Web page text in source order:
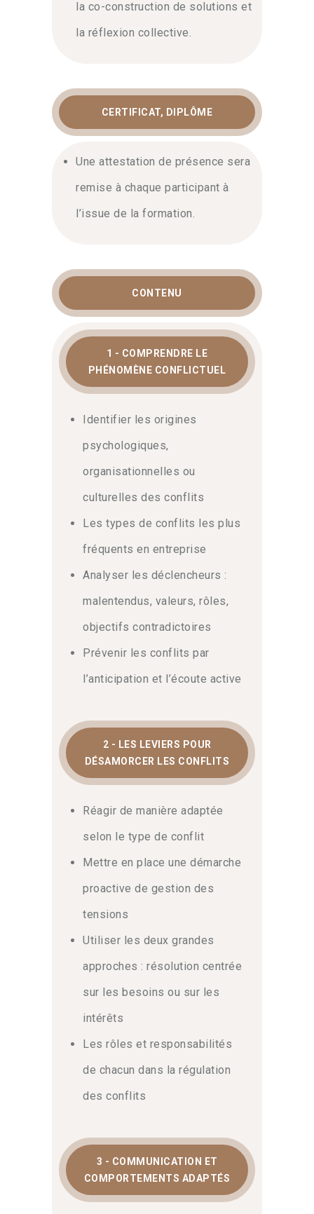
la co-construction de solutions et
la réflexion collective.
CERTIFICAT, DIPLÔME
Une attestation de présence sera
remise à chaque participant à
l’issue de la formation.
CONTENU
1 - COMPRENDRE LE
PHÉNOMÈNE CONFLICTUEL
Identifier les origines
psychologiques,
organisationnelles ou
culturelles des conflits
Les types de conflits les plus
fréquents en entreprise
Analyser les déclencheurs :
malentendus, valeurs, rôles,
objectifs contradictoires
Prévenir les conflits par
l’anticipation et l’écoute active
2 - LES LEVIERS POUR
DÉSAMORCER LES CONFLITS
Réagir de manière adaptée
selon le type de conflit
Mettre en place une démarche
proactive de gestion des
tensions
Utiliser les deux grandes
approches : résolution centrée
sur les besoins ou sur les
intérêts
Les rôles et responsabilités
de chacun dans la régulation
des conflits
3 - COMMUNICATION ET
COMPORTEMENTS ADAPTÉS